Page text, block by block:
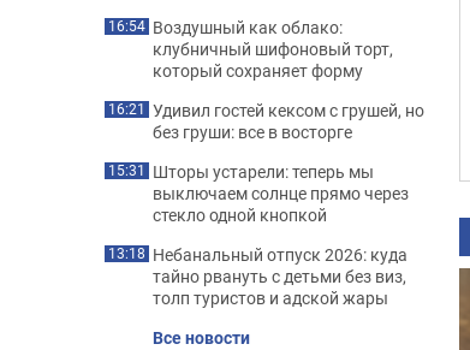
16:54 Воздушный как облако:
клубничный шифоновый торт,
который сохраняет форму
16:21 Удивил гостей кексом с грушей, но
без груши: все в восторге
15:31 Шторы устарели: теперь мы
выключаем солнце прямо через
стекло одной кнопкой
13:18 Небанальный отпуск 2026: куда
тайно рвануть с детьми без виз,
толп туристов и адской жары
Все новости